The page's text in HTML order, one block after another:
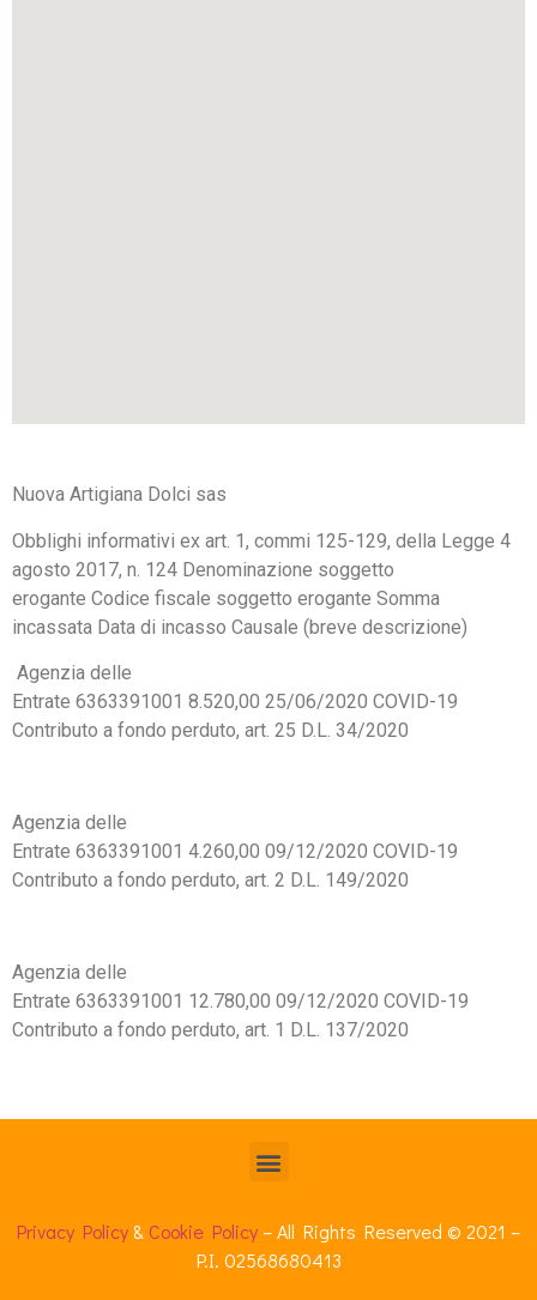
Nuova Artigiana Dolci sas
Obblighi informativi ex art. 1, commi 125-129, della Legge 4
agosto 2017, n. 124 Denominazione soggetto
erogante Codice fiscale soggetto erogante Somma
incassata Data di incasso Causale (breve descrizione)
Agenzia delle
Entrate 6363391001 8.520,00 25/06/2020 COVID-19
Contributo a fondo perduto, art. 25 D.L. 34/2020
Agenzia delle
Entrate 6363391001 4.260,00 09/12/2020 COVID-19
Contributo a fondo perduto, art. 2 D.L. 149/2020
Agenzia delle
Entrate 6363391001 12.780,00 09/12/2020 COVID-19
Contributo a fondo perduto, art. 1 D.L. 137/2020
Privacy Policy& Cookie Policy– All Rights Reserved © 2021 –
P.I. 02568680413